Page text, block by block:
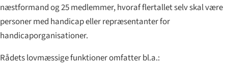
næstformand og 25 medlemmer, hvoraf flertallet selv skal være
personer med handicap eller repræsentanter for
handicaporganisationer.
Rådets lovmæssige funktioner omfatter bl.a.: